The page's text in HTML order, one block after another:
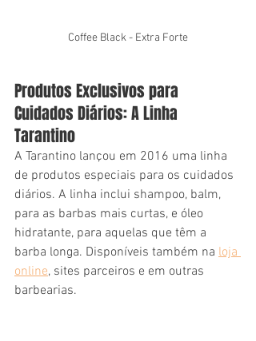
Coffee Black - Extra Forte
Produtos Exclusivos para
Cuidados Diários: A Linha
Tarantino
A Tarantino lançou em 2016 uma linha
de produtos especiais para os cuidados
diários. A linha inclui shampoo, balm,
para as barbas mais curtas, e óleo
hidratante, para aquelas que têm a
barba longa. Disponíveis também na loja
online, sites parceiros e em outras
barbearias.